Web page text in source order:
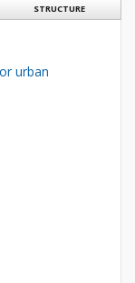
STRUCTURE
urban